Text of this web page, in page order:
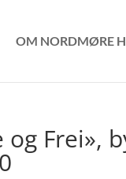
OM NORDMØRE
Frei»,